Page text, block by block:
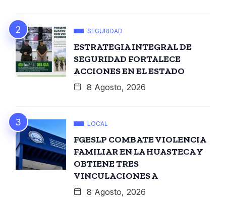
SEGURIDAD
ESTRATEGIA INTEGRAL DE
SEGURIDAD FORTALECE
ACCIONES EN EL ESTADO
8 Agosto, 2026
LOCAL
FGESLP COMBATE VIOLENCIA
FAMILIAR EN LA HUASTECA Y
OBTIENE TRES
VINCULACIONES A
8 Agosto, 2026